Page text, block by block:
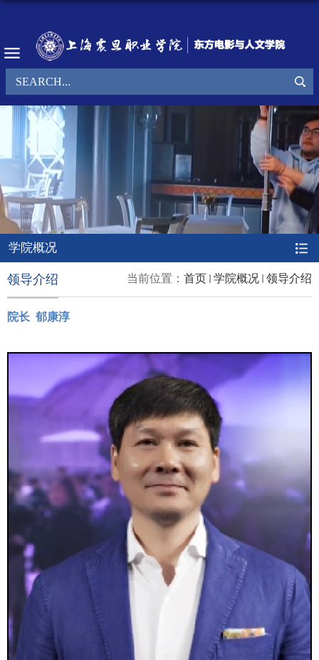
学院概况
当前位置： 首页 学院概况 领导介绍
领导介绍
院长 郁康淳